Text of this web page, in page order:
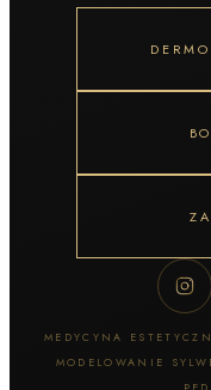
MEDYCYNA
MODELOWANIE